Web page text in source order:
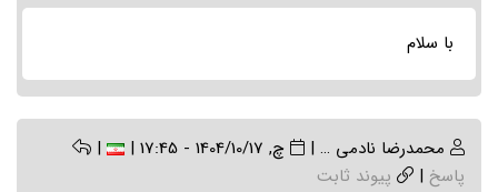
با سلام
محمدرضا نادمی … | چ, 1404/10/17 - 17:45 |
|
پاسخ | پیوند ثابت